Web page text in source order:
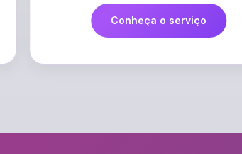
Conheça o serviço